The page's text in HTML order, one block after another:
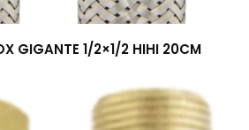
GIGANTE 1/2×1/2 HIHI 20CM